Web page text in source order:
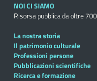
NOI CI SIAMO
Risorsa pubblica da oltre
La nostra storia
Il patrimonio culturale
Professioni persone
Pubblicazioni scientifiche
Ricerca e formazione